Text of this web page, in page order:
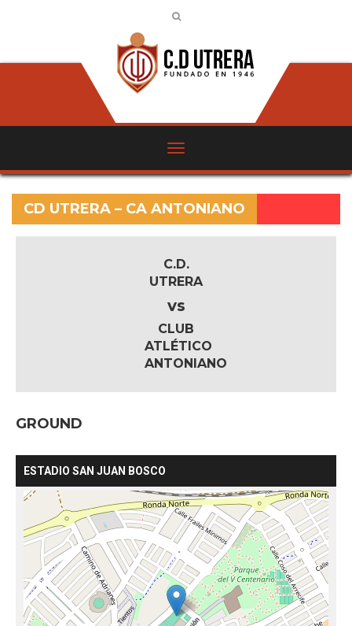
CD UTRERA – CA ANTONIANO
C.D.
UTRERA
vs
CLUB
ATLÉTICO
ANTONIANO
GROUND
ESTADIO SAN JUAN BOSCO